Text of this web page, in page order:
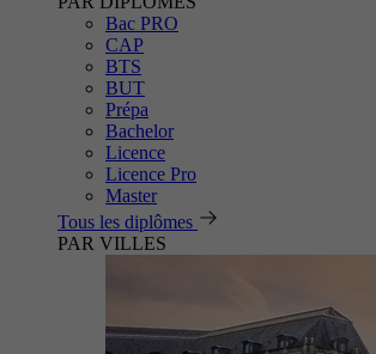
Bac PRO
CAP
BTS
BUT
Prépa
Bachelor
Licence
Licence Pro
Master
Tous les diplômes
PAR VILLES